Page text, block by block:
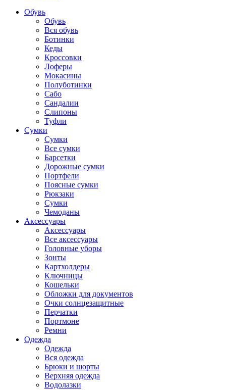
Обувь
Обувь
Вся обувь
Ботинки
Кеды
Кроссовки
Лоферы
Мокасины
Полуботинки
Сабо
Сандалии
Слипоны
Туфли
Сумки
Сумки
Все сумки
Барсетки
Дорожные сумки
Портфели
Поясные сумки
Рюкзаки
Сумки
Чемоданы
Аксессуары
Аксессуары
Все аксессуары
Головные уборы
Зонты
Картхолдеры
Ключницы
Кошельки
Обложки для документов
Очки солнцезащитные
Перчатки
Портмоне
Ремни
Одежда
Одежда
Вся одежда
Брюки и шорты
Верхняя одежда
Водолазки